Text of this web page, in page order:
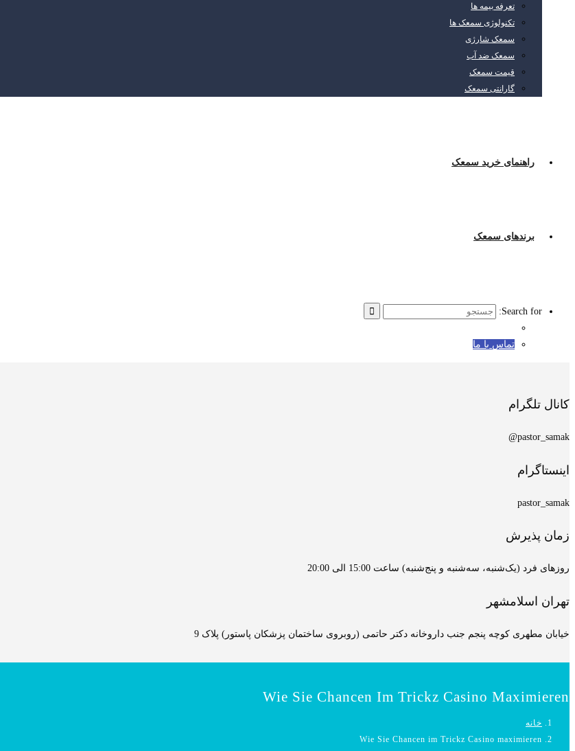
تعرفه بیمه ها
تکنولوژی سمعک ها
سمعک شارژی
سمعک ضد آب
قیمت سمعک
گارانتی سمعک
راهنمای خرید سمعک
برندهای سمعک
Search for:
تماس با ما
کانال تلگرام
pastor_samak@
اینستاگرام
pastor_samak
زمان پذیرش
روزهای فرد (یک‌شنبه، سه‌شنبه و پنج‌شنبه) ساعت 15:00 الی 20:00
تهران اسلامشهر
خیابان مطهری کوچه پنجم جنب داروخانه دکتر حاتمی (روبروی ساختمان پزشکان پاستور) پلاک 9
Wie Sie Chancen Im Trickz Casino Maximieren
خانه
Wie Sie Chancen im Trickz Casino maximieren